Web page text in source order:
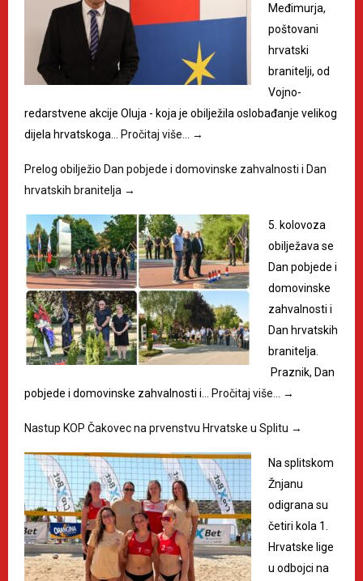
Međimurja,
poštovani
hrvatski
branitelji, od
Vojno-
redarstvene akcije Oluja - koja je obilježila oslobađanje velikog
dijela hrvatskoga… Pročitaj više… →
Prelog obilježio Dan pobjede i domovinske zahvalnosti i Dan
hrvatskih branitelja →
5. kolovoza
obilježava se
Dan pobjede i
domovinske
zahvalnosti i
Dan hrvatskih
branitelja.
Praznik, Dan
pobjede i domovinske zahvalnosti i… Pročitaj više… →
Nastup KOP Čakovec na prvenstvu Hrvatske u Splitu →
Na splitskom
Žnjanu
odigrana su
četiri kola 1.
Hrvatske lige
u odbojci na